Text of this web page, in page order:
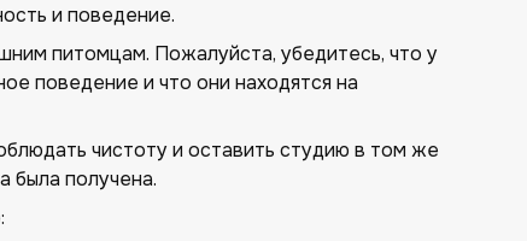
и поведение.
питомцам. Пожалуйста, убедитесь, что у
поведение и что они находятся на
чистоту и оставить студию в том же
была получена.